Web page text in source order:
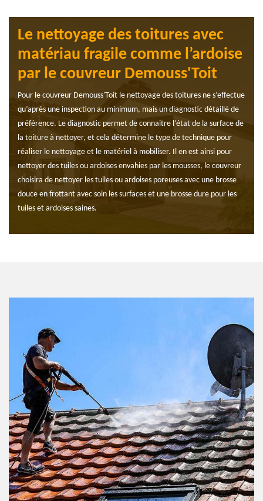
Le nettoyage des toitures avec
matériau fragile comme l’ardoise
par le couvreur Demouss'Toit
Pour le couvreur Demouss'Toit le nettoyage des toitures ne s’effectue
qu’après une inspection au minimum, mais un diagnostic détaillé de
préférence. Le diagnostic permet de connaitre l’état de la surface de
la toiture à nettoyer, et cela détermine le type de technique pour
réaliser le nettoyage et le matériel à mobiliser. Il en est ainsi pour
nettoyer des tuiles ou ardoises envahies par les mousses, le couvreur
choisira de nettoyer les tuiles ou ardoises poreuses avec une brosse
douce en frottant avec soin les surfaces et une brosse dure pour les
tuiles et ardoises saines.